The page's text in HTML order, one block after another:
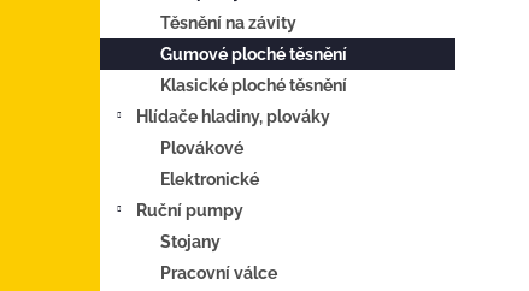
Těsnění na závity
Gumové ploché těsnění
Klasické ploché těsnění
Hlídače hladiny, plováky
Plovákové
Elektronické
Ruční pumpy
Stojany
Pracovní válce